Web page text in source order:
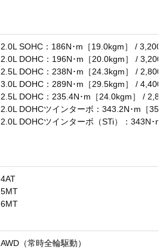
2.0L SOHC：186N･m［19.0kgm］ /
2.0L DOHC：196N･m［20.0kgm］ /
2.5L DOHC：238N･m［24.3kgm］ /
3.0L DOHC：289N･m［29.5kgm］ /
2.5L DOHC：235.4N･m［24.0kgm］ /
2.0L DOHCツインターボ：343.2N･m［
2.0L DOHCツインターボ（STi）：343N･
4AT
5MT
6MT
AWD（常時全輪駆動）